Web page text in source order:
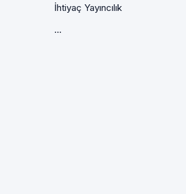
İhtiyaç Yayıncılık
...